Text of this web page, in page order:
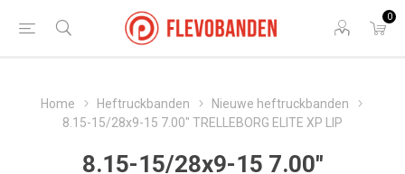
0
Home Heftruckbanden
Nieuwe heftruckbanden
8.15-15/28x9-15 7.00" TRELLEBORG ELITE XP LIP
8.15-15/28x9-15 7.00"